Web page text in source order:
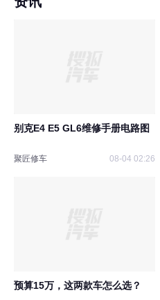
别克E4 E5 GL6维修手册电路图
聚匠修车 08-04 02:26
预算15万，这两款车怎么选？